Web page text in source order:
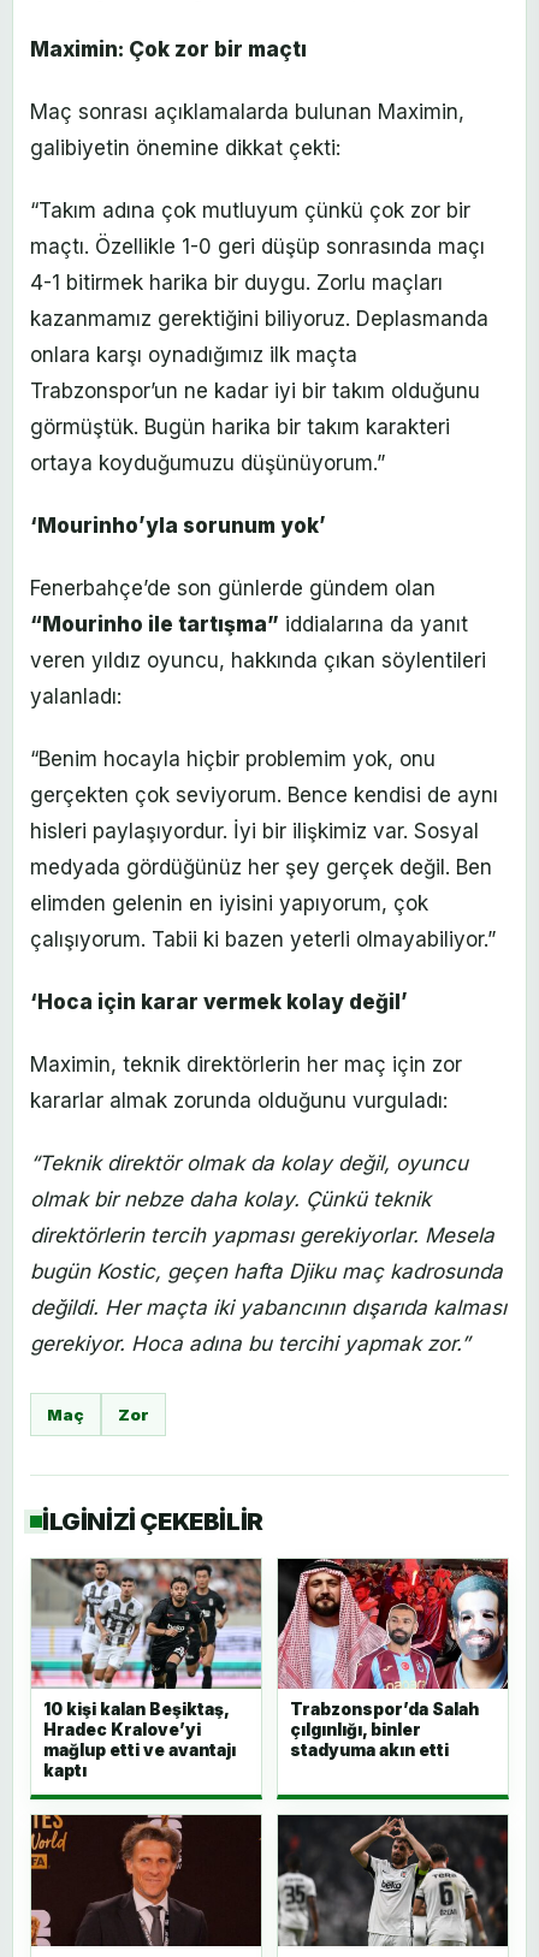
Maximin: Çok zor bir maçtı
Maç sonrası açıklamalarda bulunan Maximin,
galibiyetin önemine dikkat çekti:
“Takım adına çok mutluyum çünkü çok zor bir
maçtı. Özellikle 1-0 geri düşüp sonrasında maçı
4-1 bitirmek harika bir duygu. Zorlu maçları
kazanmamız gerektiğini biliyoruz. Deplasmanda
onlara karşı oynadığımız ilk maçta
Trabzonspor’un ne kadar iyi bir takım olduğunu
görmüştük. Bugün harika bir takım karakteri
ortaya koyduğumuzu düşünüyorum.”
‘Mourinho’yla sorunum yok’
Fenerbahçe’de son günlerde gündem olan
“Mourinho ile tartışma” iddialarına da yanıt
veren yıldız oyuncu, hakkında çıkan söylentileri
yalanladı:
“Benim hocayla hiçbir problemim yok, onu
gerçekten çok seviyorum. Bence kendisi de aynı
hisleri paylaşıyordur. İyi bir ilişkimiz var. Sosyal
medyada gördüğünüz her şey gerçek değil. Ben
elimden gelenin en iyisini yapıyorum, çok
çalışıyorum. Tabii ki bazen yeterli olmayabiliyor.”
‘Hoca için karar vermek kolay değil’
Maximin, teknik direktörlerin her maç için zor
kararlar almak zorunda olduğunu vurguladı:
“Teknik direktör olmak da kolay değil, oyuncu
olmak bir nebze daha kolay. Çünkü teknik
direktörlerin tercih yapması gerekiyorlar. Mesela
bugün Kostic, geçen hafta Djiku maç kadrosunda
değildi. Her maçta iki yabancının dışarıda kalması
gerekiyor. Hoca adına bu tercihi yapmak zor.”
Maç Zor
İLGİNİZİ ÇEKEBİLİR
10 kişi kalan Beşiktaş,
Hradec Kralove’yi
mağlup etti ve avantajı
kaptı
Trabzonspor’da Salah
çılgınlığı, binler
stadyuma akın etti